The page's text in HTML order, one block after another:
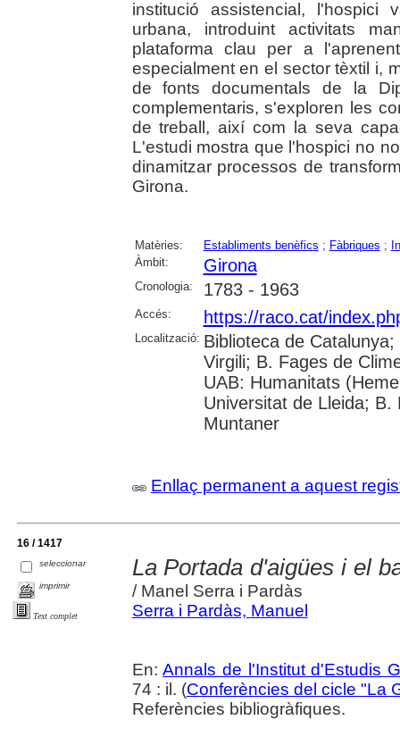
institució assistencial, l'hospici
urbana, introduint activitats
plataforma clau per a
especialment en el sector tèxtil i,
de fonts documentals de la
complementaris, s'exploren les
de treball, així com la seva
L'estudi mostra que l'hospici no
dinamitzar processos de
Girona.
Matèries: Establiments benèfics ; Fàbriques ;
Àmbit:
Girona
Cronologia: 1783 - 1963
Accés: https://raco.cat/
Localització: Biblioteca de
Virgili; B. Fages de
UAB: Humanitats
Universitat de Lleida;
Muntaner
Enllaç permanent a aquest
16 / 1417
seleccionar
imprimir
Text complet
La Portada d'aigües i el
/ Manel Serra i Pardàs
Serra i Pardàs, Manuel
En:Annals de l'Institut d'Estudis
74 : il. (Conferències del cicle "La
Referències bibliogràfiques.